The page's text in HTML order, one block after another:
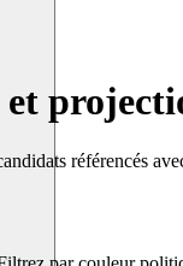
référencés